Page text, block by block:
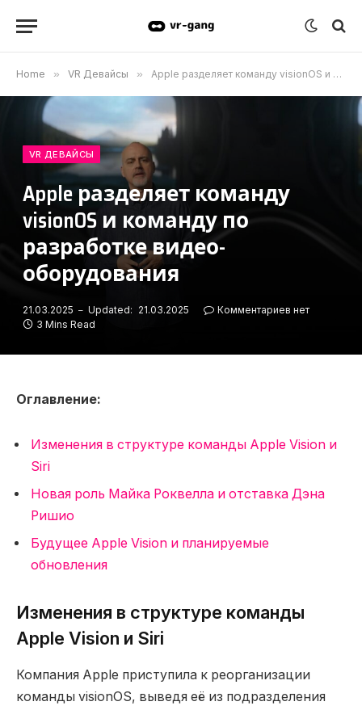
Home » VR Девайсы » Apple разделяет команду visionOS и команду по разработке видео-оборудования
VR ДЕВАЙСЫ
Apple разделяет команду
visionOS и команду по
разработке видео-
оборудования
21.03.2025 Updated: 21.03.2025
Комментариев нет
3 Mins Read
Оглавление:
Изменения в структуре команды Apple Vision и
Siri
Новая роль Майка Роквелла и отставка Дэна
Ришио
Будущее Apple Vision и планируемые
обновления
Изменения в структуре команды
Apple Vision и Siri
Компания Apple приступила к реорганизации
команды visionOS, выведя её из подразделения